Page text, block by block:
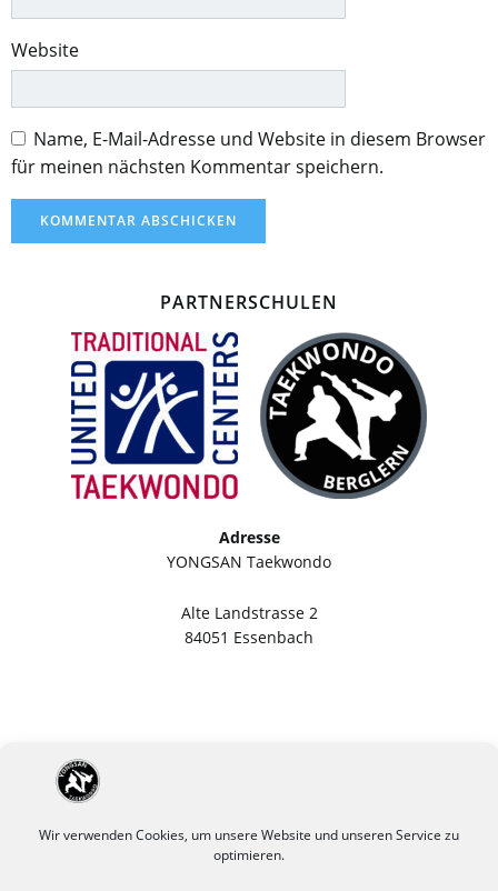
Wir verwenden Cookies, um unsere Website und unseren Service zu
optimieren.
Website
Name, E-Mail-Adresse und Website in diesem Browser
für meinen nächsten Kommentar speichern.
PARTNERSCHULEN
Adresse
YONGSAN Taekwondo
Alte Landstrasse 2
84051 Essenbach